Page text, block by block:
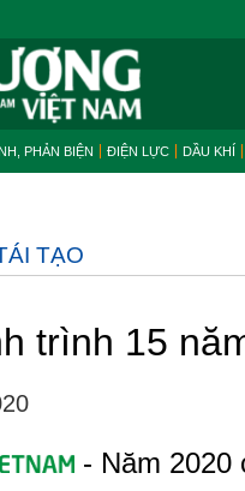
PHẢN BIỆN ĐIỆN LỰC DẦU KHÍ
TẠO
trình 15
- Năm 2020